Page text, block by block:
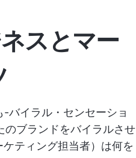
スとマー
バイラル・センセーショ
のブランドをバイラルさせ
ティング担当者）は何を